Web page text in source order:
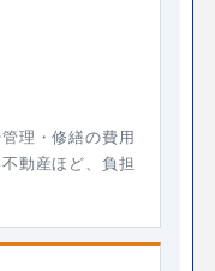
理・修繕の費用
動産ほど、負担